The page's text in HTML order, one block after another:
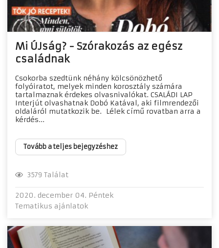
Mi ÚJság? - Szórakozás az egész
családnak
Csokorba szedtünk néhány kölcsönözhető
folyóiratot, melyek minden korosztály számára
tartalmaznak érdekes olvasnivalókat. CSALÁDI LAP
Interjút olvashatnak Dobó Katával, aki filmrendezői
oldaláról mutatkozik be. Lélek című rovatban arra a
kérdés...
Tovább a teljes bejegyzéshez
3579 Találat
2020. december 04. Péntek
Tematikus ajánlatok